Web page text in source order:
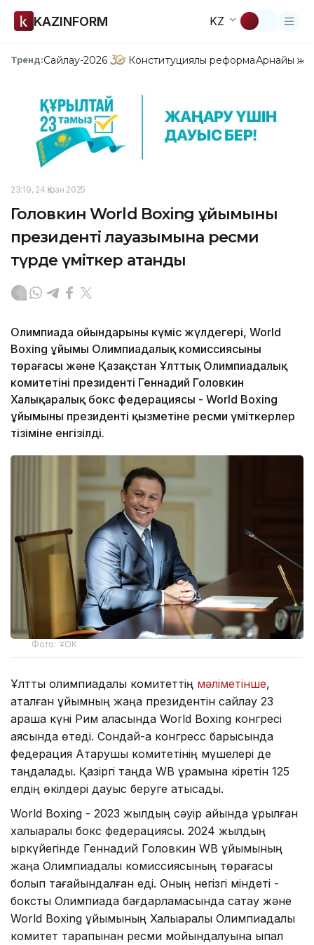
KAZINFORM KZ
Тренд:Сайлау-2026 Конституциялық реформаАрнайы
23:19, 24 Қазан 2025
Головкин World Boxing ұйымының
президенті лауазымына ресми
түрде үміткер атанды
Олимпиада ойындарының күміс жүлдегері, World
Boxing ұйымы Олимпиадалық комиссиясының
төрағасы және Қазақстан Ұлттық Олимпиадалық
комитетінің президенті Геннадий Головкин
Халықаралық бокс федерациясы - World Boxing
ұйымының президенті қызметіне ресми үміткерлер
тізіміне енгізілді.
Фото: ҰОК
Ұлттық олимпиадалық комитеттің мәліметінше,
аталған ұйымның жаңа президентін сайлау 23
қараша күні Рим қаласында World Boxing конгресі
аясында өтеді. Сондай-ақ конгресс барысында
федерация Атқарушы комитетінің мүшелері де
таңдалады. Қазіргі таңда WB құрамына кіретін 125
елдің өкілдері дауыс беруге қатысады.
World Boxing - 2023 жылдың сәуір айында құрылған
халықаралық бокс федерациясы. 2024 жылдың
қыркүйегінде Геннадий Головкин WB ұйымының
жаңа Олимпиадалық комиссиясының төрағасы
болып тағайындалған еді. Оның негізгі міндеті -
боксты Олимпиада бағдарламасында сақтау және
World Boxing ұйымының Халықаралық Олимпиадалық
комитет тарапынан ресми мойындалуына ықпал